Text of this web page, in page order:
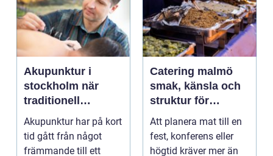
Akupunktur i
stockholm när
traditionell
kinesisk medicin
möter modern
vardag
Akupunktur har på kort
tid gått från något
främmande till ett
Catering malmö
smak, känsla och
struktur för
lyckade event
Att planera mat till en
fest, konferens eller
högtid kräver mer än